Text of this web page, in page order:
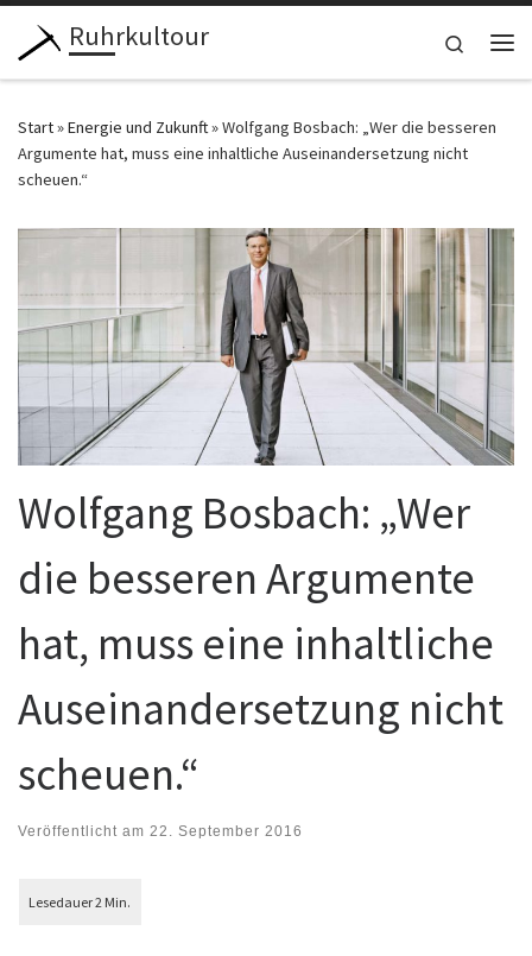
Zum Inhalt springen
Ruhrkultour
Search
Start»Energie und Zukunft»Wolfgang Bosbach: „Wer die besseren
Argumente hat, muss eine inhaltliche Auseinandersetzung nicht
scheuen.“
Wolfgang Bosbach: „Wer
die besseren Argumente
hat, muss eine inhaltliche
Auseinandersetzung nicht
scheuen.“
Veröffentlicht am 22. September 2016